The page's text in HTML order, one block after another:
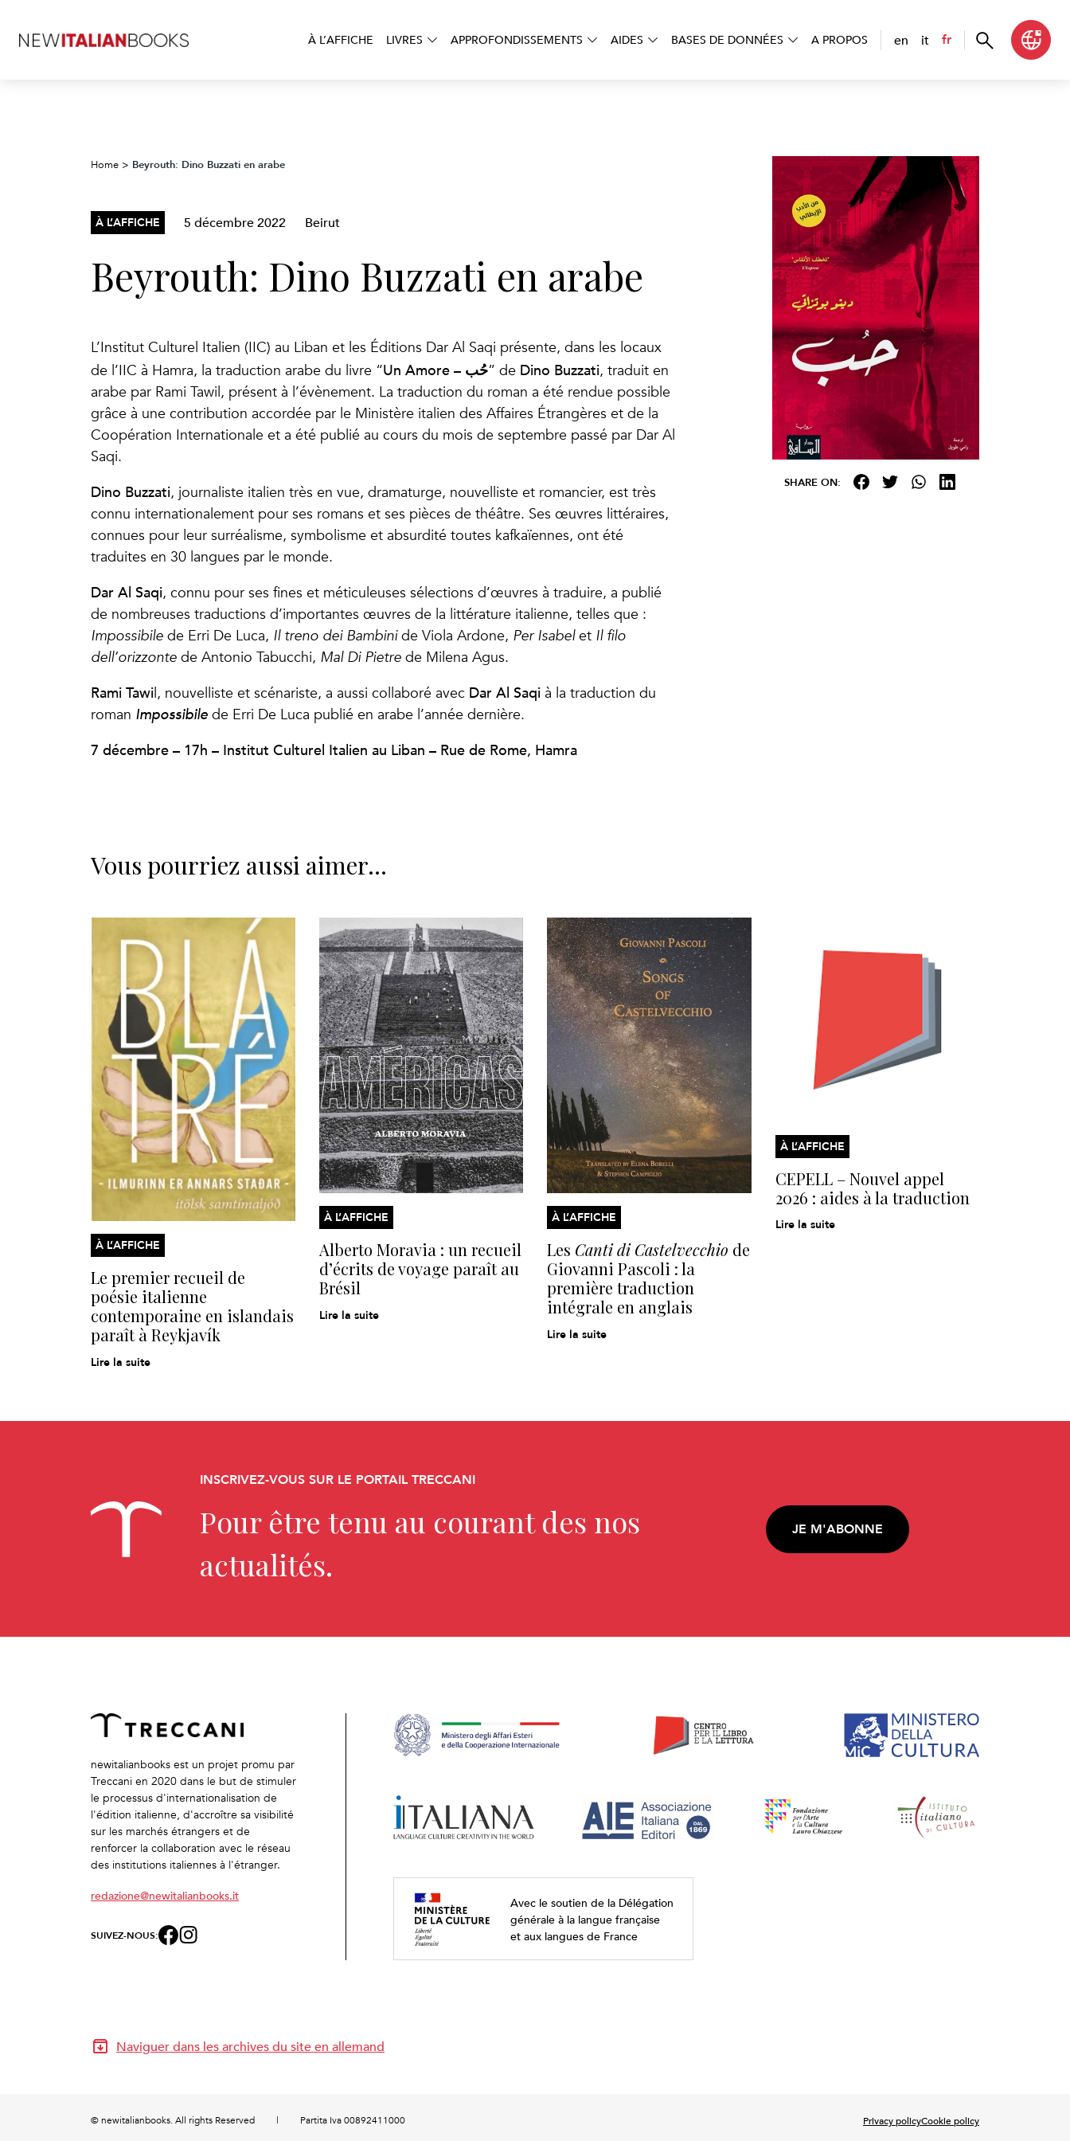
À L’AFFICHE LIVRES APPROFONDISSEMENTS AIDES BASES DE DONNÉES A PROPOS en it fr
Home > Beyrouth: Dino Buzzati en arabe
À L’AFFICHE 5 décembre 2022 Beirut
Beyrouth: Dino Buzzati en arabe
L’Institut Culturel Italien (IIC) au Liban et les Éditions Dar Al Saqi présente, dans les locaux
de l’IIC à Hamra, la traduction arabe du livre “
Un Amore – حُب” de Dino Buzzati, traduit en
arabe par Rami Tawil, présent à l’évènement. La traduction du roman a été rendue possible
grâce à une contribution accordée par le Ministère italien des Affaires Étrangères et de la
Coopération Internationale et a été publié au cours du mois de septembre passé par Dar Al
Saqi.
Dino Buzzati, journaliste italien très en vue, dramaturge, nouvelliste et romancier, est très
connu internationalement pour ses romans et ses pièces de théâtre. Ses œuvres littéraires,
connues pour leur surréalisme, symbolisme et absurdité toutes kafkaïennes, ont été
traduites en 30 langues par le monde.
Dar Al Saqi, connu pour ses fines et méticuleuses sélections d’œuvres à traduire, a publié
de nombreuses traductions d’importantes œuvres de la littérature italienne, telles que :
Impossibile de Erri De Luca, Il treno dei Bambinide Viola Ardone, Per Isabelet Il filo
dell’orizzonte de Antonio Tabucchi, Mal Di Pietre de Milena Agus.
Rami Tawi l, nouvelliste et scénariste, a aussi collaboré avec Dar Al Saqi à la traduction du
roman Impossibile de Erri De Luca publié en arabe l’année dernière.
7 décembre – 17h – Institut Culturel Italien au Liban – Rue de Rome, Hamra
SHARE ON:
Vous pourriez aussi aimer…
À L’AFFICHE
Le premier recueil de
poésie italienne
contemporaine en islandais
paraît à Reykjavík
Lire la suite
À L’AFFICHE
Alberto Moravia : un recueil
d’écrits de voyage paraît au
Brésil
Lire la suite
À L’AFFICHE
Les Canti di Castelvecchio de
Giovanni Pascoli : la
première traduction
intégrale en anglais
Lire la suite
À L’AFFICHE
CEPELL – Nouvel appel
2026 : aides à la traduction
Lire la suite
INSCRIVEZ-VOUS SUR LE PORTAIL TRECCANI
Pour être tenu au courant des nos
actualités.
JE M'ABONNE
newitalianbooks est un projet promu par
Treccani en 2020 dans le but de stimuler
le processus d'internationalisation de
l'édition italienne, d'accroître sa visibilité
sur les marchés étrangers et de
renforcer la collaboration avec le réseau
des institutions italiennes à l'étranger.
redazione@newitalianbooks.it
SUIVEZ-NOUS:
Avec le soutien de la Délégation
générale à la langue française
et aux langues de France
Naviguer dans les archives du site en allemand
© newitalianbooks. All rights Reserved Partita Iva 00892411000 Privacy policyCookie policy